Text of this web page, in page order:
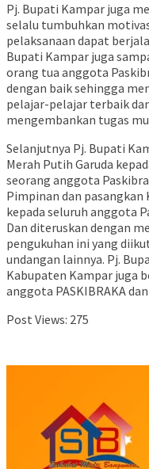
Pj. Bupati Kampar juga
selalu tumbuhkan
pelaksanaan dapat
Bupati Kampar juga
orang tua anggota
dengan baik sehingga
pelajar-pelajar terbaik
mengembankan tugas
Selanjutnya Pj. Bupati
Merah Putih Garuda
seorang anggota
Pimpinan dan
kepada seluruh anggota
Dan diteruskan dengan
pengukuhan ini yang
undangan lainnya. Pj.
Kabupaten Kampar juga
anggota PASKIBRAKA
Post Views: 275